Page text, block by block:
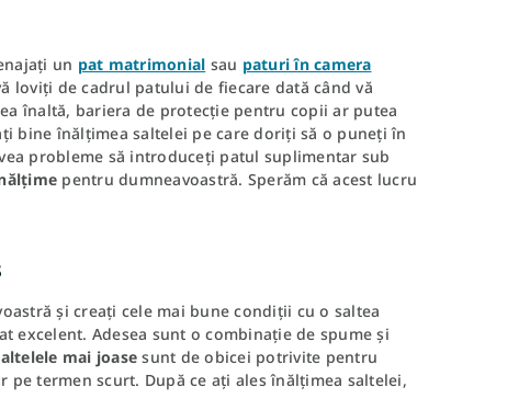
un pat matrimonial sau paturi în camera
loviți de cadrul patului de fiecare dată când vă
înaltă, bariera de protecție pentru copii ar putea
bine înălțimea saltelei pe care doriți să o puneți în
probleme să introduceți patul suplimentar sub
pentru dumneavoastră. Sperăm că acest lucru
și creați cele mai bune condiții cu o saltea
excelent. Adesea sunt o combinație de spume și
mai joase sunt de obicei potrivite pentru
termen scurt. După ce ați ales înălțimea saltelei,